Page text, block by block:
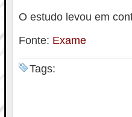
O estudo levou em
Fonte: Exame
Tags: